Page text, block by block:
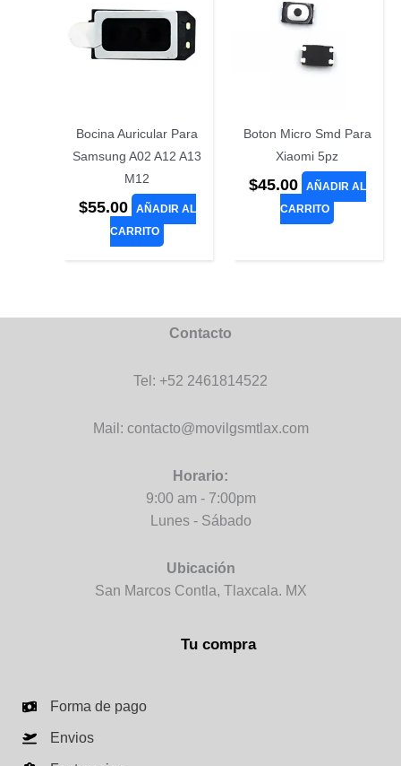
Bocina Auricular Para
Samsung A02 A12 A13
M12
$55.00
AÑADIR AL
CARRITO
Boton Micro Smd Para
Xiaomi 5pz
$45.00
AÑADIR AL
CARRITO
Contacto
Tel: +52 2461814522
Mail: contacto@movilgsmtlax.com
Horario:
9:00 am - 7:00pm
Lunes - Sábado
Ubicación
San Marcos Contla, Tlaxcala. MX
Tu compra
Forma de pago
Envios